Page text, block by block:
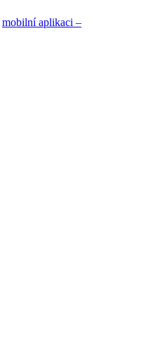
mobilní aplikaci –